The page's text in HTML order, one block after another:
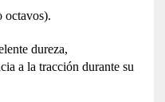
octavos).
dureza,
a la tracción durante su